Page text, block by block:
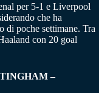
per 5-1 e Liverpool
che ha
di poche settimane. Tra
con 20 goal
–